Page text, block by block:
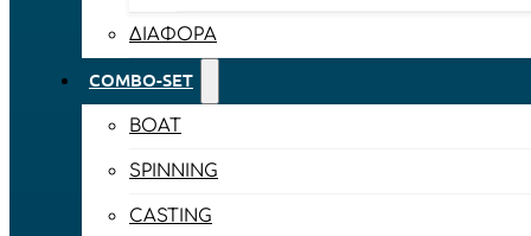
ΔΙΆΦΟΡΑ
COMBO-SET
BOAT
SPINNING
CASTING